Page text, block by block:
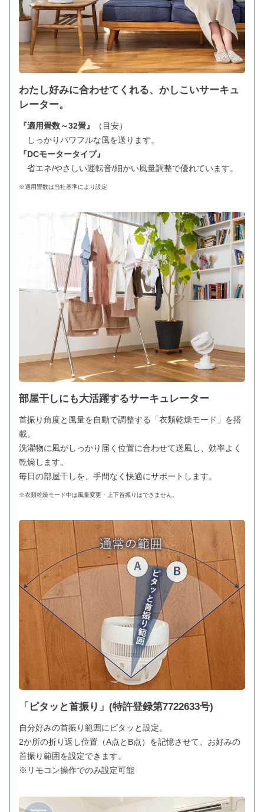
わたし好みに合わせてくれる、かしこいサーキュ
レーター。
『適用畳数～32畳』
（目安）
しっかりパワフルな風を送ります。
『DCモータータイプ』
省エネ/やさしい運転音/細かい風量調整で優れています。
※適用畳数は当社基準により設定
部屋干しにも大活躍するサーキュレーター
首振り角度と風量を自動で調整する「衣類乾燥モード」を搭
載。
洗濯物に風がしっかり届く位置に合わせて送風し、効率よく
乾燥します。
毎日の部屋干しを、手間なく快適にサポートします。
※衣類乾燥モード中は風量変更・上下首振りはできません。
「ピタッと首振り」(特許登録第7722633号)
自分好みの首振り範囲にピタッと設定。
2か所の折り返し位置（A点とB点）を記憶させて、お好みの
首振り範囲を設定できます。
※リモコン操作でのみ設定可能